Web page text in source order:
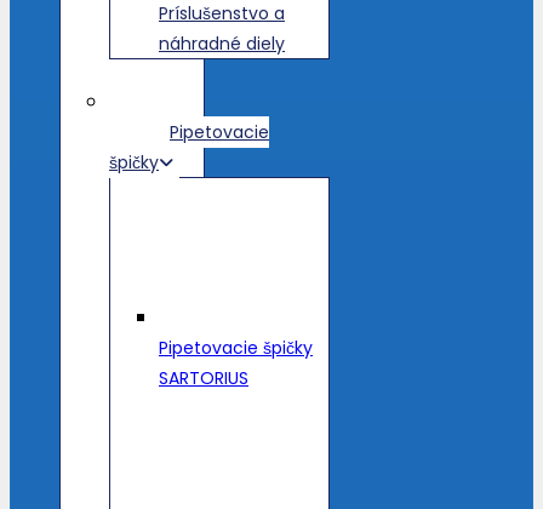
Príslušenstvo a
náhradné diely
Pipetovacie
špičky
Pipetovacie špičky
SARTORIUS